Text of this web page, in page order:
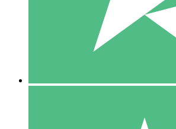
1000
10 Downloaden